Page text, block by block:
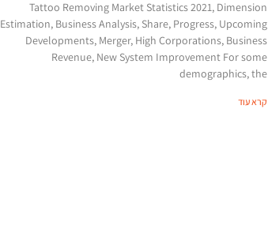
Tattoo Removing Market Statistics 2021, Dimension
Estimation, Business Analysis, Share, Progress, Upcoming
Developments, Merger, High Corporations, Business
Revenue, New System Improvement For some
demographics, the
קרא עוד